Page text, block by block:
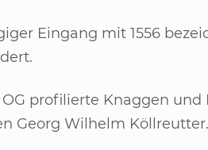
Ein­gang mit 1556
OG pro­fi­lier­te Knag­gen
Ge­org Wil­helm Köll­reut­ter.